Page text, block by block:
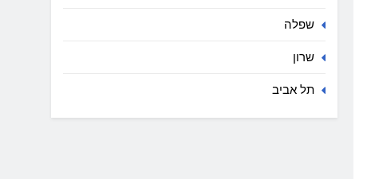
שפלה
שרון
תל אביב